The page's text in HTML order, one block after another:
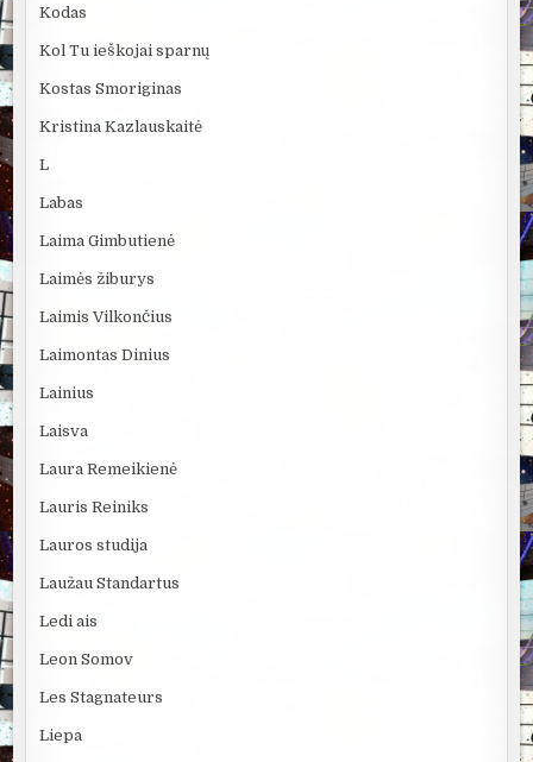
Kodas
Kol Tu ieškojai sparnų
Kostas Smoriginas
Kristina Kazlauskaitė
L
Labas
Laima Gimbutienė
Laimės žiburys
Laimis Vilkončius
Laimontas Dinius
Lainius
Laisva
Laura Remeikienė
Lauris Reiniks
Lauros studija
Laužau Standartus
Ledi ais
Leon Somov
Les Stagnateurs
Liepa